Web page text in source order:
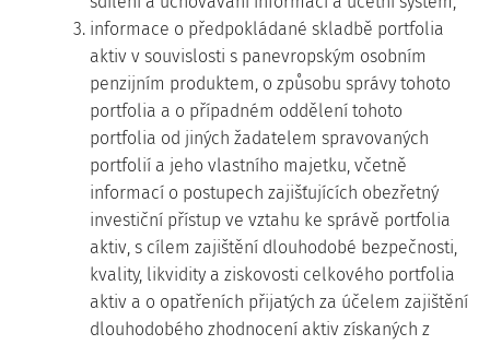
3. informace o předpokládané skladbě portfolia
aktiv v souvislosti s panevropským osobním
penzijním produktem, o způsobu správy tohoto
portfolia a o případném oddělení tohoto
portfolia od jiných žadatelem spravovaných
portfolií a jeho vlastního majetku, včetně
informací o postupech zajišťujících obezřetný
investiční přístup ve vztahu ke správě portfolia
aktiv, s cílem zajištění dlouhodobé bezpečnosti,
kvality, likvidity a ziskovosti celkového portfolia
aktiv a o opatřeních přijatých za účelem zajištění
dlouhodobého zhodnocení aktiv získaných z